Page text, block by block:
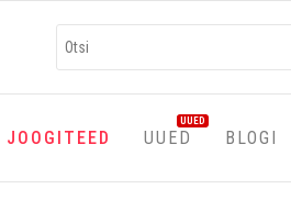
JOOGITEED UUED
UUED
BLOGI